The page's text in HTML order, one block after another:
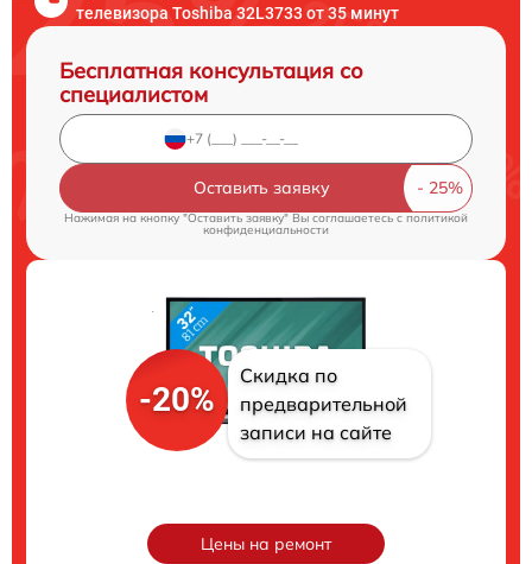
телевизора Toshiba 32L3733 от 35 минут
Бесплатная консультация со
специалистом
Оставить заявку
Нажимая на кнопку "Оставить заявку" Вы соглашаетесь cполитикой
конфиденциальности
-20%
Скидка по
предварительной
записи на сайте
Цены на ремонт